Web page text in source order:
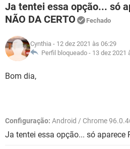
INSTAGRAM
GUIA DE COMPRAS
OUTLOOK
GUIA DE COMPRAS
JOGOS
CELULAR
OUTLOOK
INSTAGRAM
GUIA DE COMPRAS
FÓRUM
CELULAR
GLOSSÁRIO
JOGOS
CELULAR
Ja tentei essa opção... só
NÃO DA CERTO
Fechado
Cynthia - 12 dez 2021 às 06:29
Perfil bloqueado - 13 dez 2021
Bom dia,
Configuração: Android / Chrome
Ja tentei essa opção... só aparece